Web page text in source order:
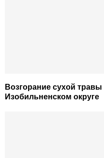
Возгорание сухой
Изобильненском округе